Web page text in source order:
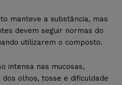
manteve a substância, mas
devem seguir normas do
utilizarem o composto.
intensa nas mucosas,
olhos, tosse e dificuldade